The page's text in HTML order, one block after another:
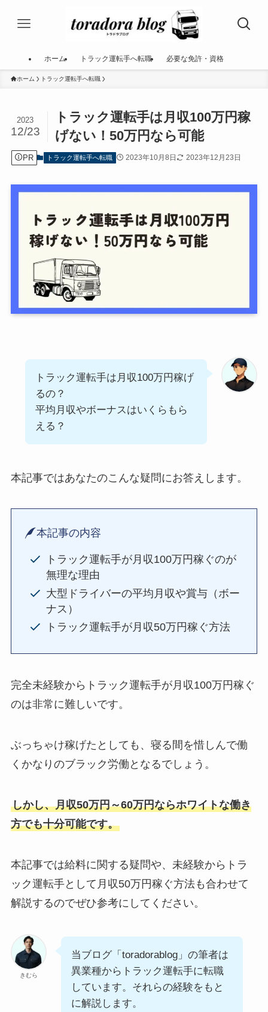
ホーム トラック運転手へ転職 必要な免許・資格
ホーム トラック運転手へ転職
トラック運転手は月収100万円稼
げない！50万円なら可能
2023
12/23
PR トラック運転手へ転職 2023年10月8日 2023年12月23日
トラック運転手は月収100万円稼げ
るの？
平均月収やボーナスはいくらもら
える？
本記事ではあなたのこんな疑問にお答えします。
本記事の内容
トラック運転手が月収100万円稼ぐのが
無理な理由
大型ドライバーの平均月収や賞与（ボー
ナス）
トラック運転手が月収50万円稼ぐ方法
完全未経験からトラック運転手が月収100万円稼ぐ
のは非常に難しいです。
ぶっちゃけ稼げたとしても、寝る間を惜しんで働
くかなりのブラック労働となるでしょう。
しかし、月収50万円～60万円ならホワイトな働き
方でも十分可能です。
本記事では給料に関する疑問や、未経験からトラ
ック運転手として月収50万円稼ぐ方法も合わせて
解説するのでぜひ参考にしてください。
きむら
当ブログ「toradorablog」の筆者は
異業種からトラック運転手に転職
しています。それらの経験をもと
に解説します。